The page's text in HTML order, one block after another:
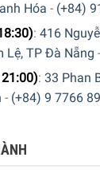
Deebot Ozmo
hướng thông
vệ sinh cho
Hóa - (+84)
: 416
Lệ, TP Đà Nẵng -
: 33 Phan
- (+84) 9 7766